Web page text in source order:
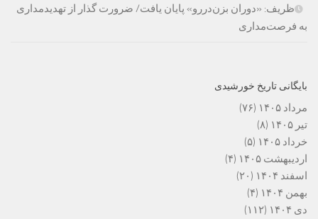
ظریف: «دوران بزن‌دررو» پایان یافت/ ضرورت گذار از تهدیدمداری
به فرصت‌مداری
بایگانی تاریخ خورشیدی
مرداد ۱۴۰۵
(۷۶)
تیر ۱۴۰۵
(۸)
خرداد ۱۴۰۵
(۵)
اردیبهشت ۱۴۰۵
(۴)
اسفند ۱۴۰۴
(۲۰)
بهمن ۱۴۰۴
(۴)
دی ۱۴۰۴
(۱۱۲)